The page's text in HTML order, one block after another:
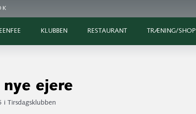
KLUBBEN RESTAURANT TRÆNING/SHOP
ejere
i Tirsdagsklubben